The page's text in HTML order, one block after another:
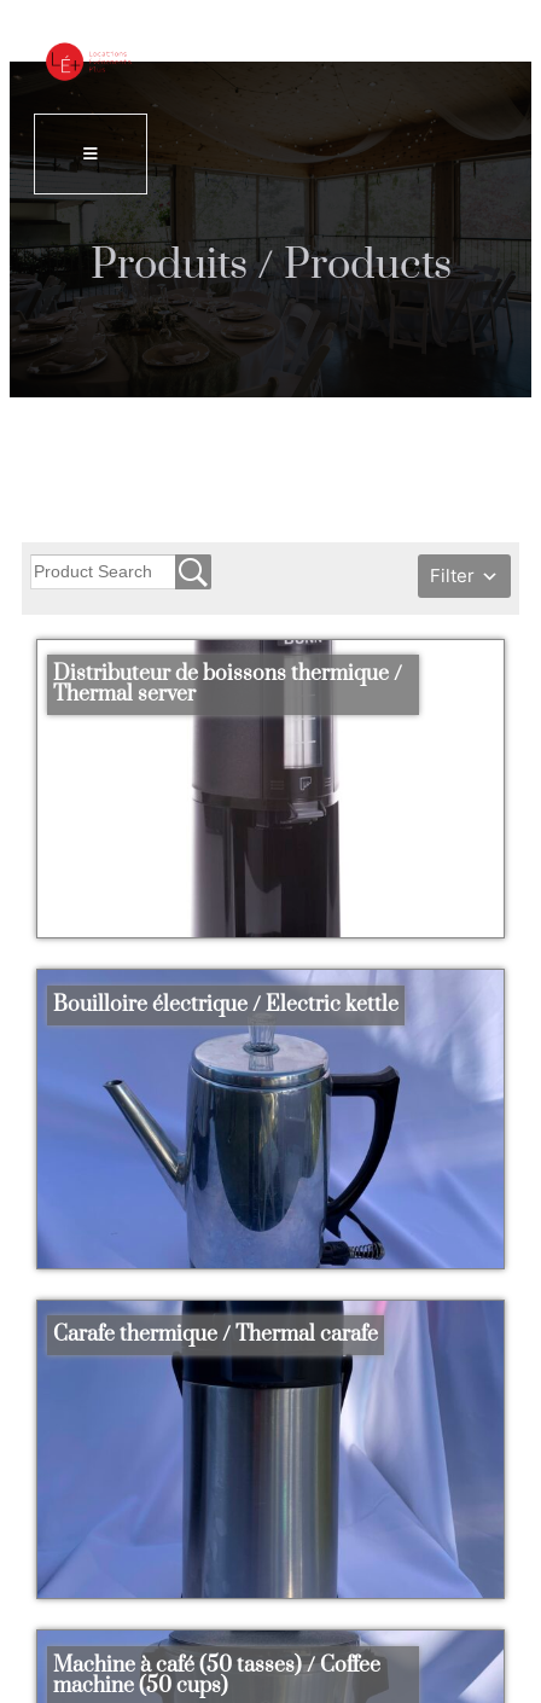
Produits / Products
Filter
Distributeur de boissons thermique /
Thermal server
Bouilloire électrique / Electric kettle
Carafe thermique / Thermal carafe
Machine à café (50 tasses) / Coffee
machine (50 cups)